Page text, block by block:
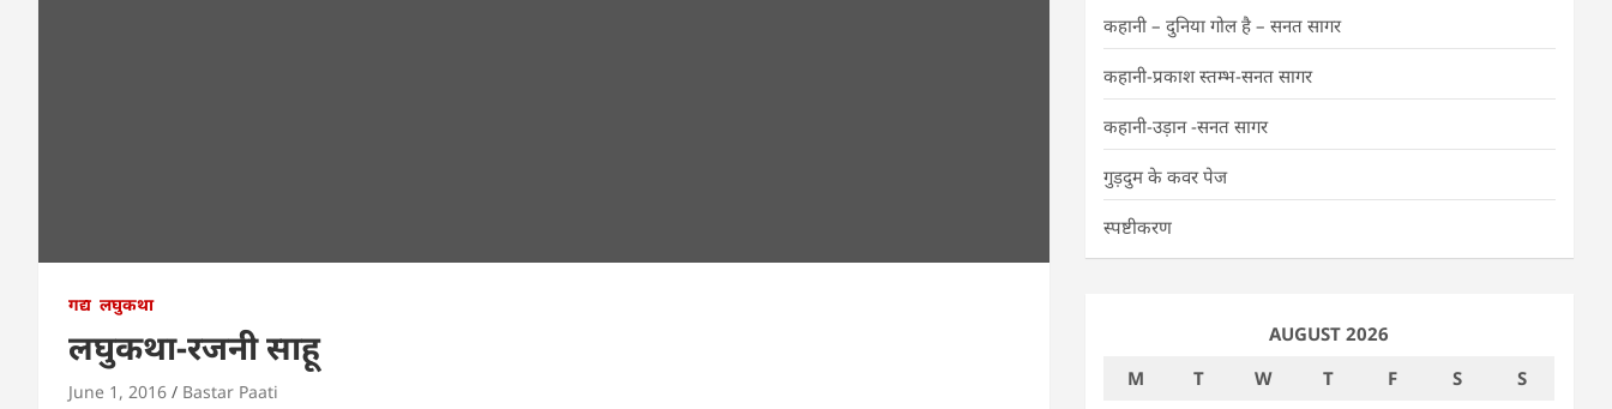
गद्य लघुकथा
लघुकथा-रजनी साहू
June 1, 2016 Bastar Paati
कहानी – दुनिया गोल है – सनत सागर
कहानी-प्रकाश स्तम्भ-सनत सागर
कहानी-उड़ान -सनत सागर
गुड़दुम के कवर पेज
स्पष्टीकरण
AUGUST 2026
M
T W T F S
S